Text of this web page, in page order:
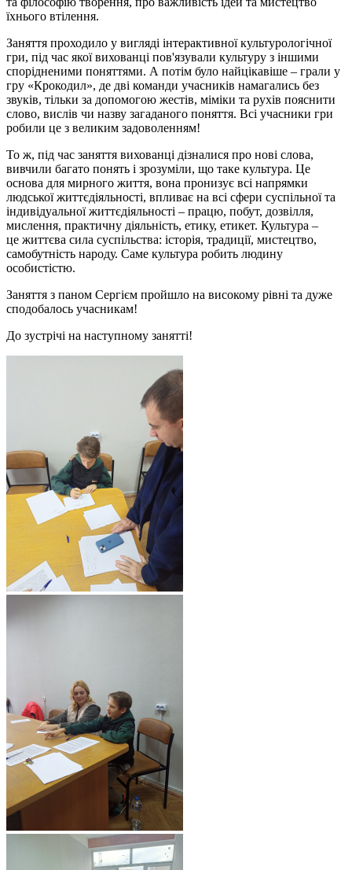
їхнього втілення.
Заняття проходило у вигляді інтерактивної культурологічної
гри, під час якої вихованці пов'язували культуру з іншими
спорідненими поняттями. А потім було найцікавіше ‒ грали у
гру «Крокодил», де дві команди учасників намагались без
звуків, тільки за допомогою жестів, міміки та рухів пояснити
слово, вислів чи назву загаданого поняття. Всі учасники гри
робили це з великим задоволенням!
То ж, під час заняття вихованці дізналися про нові слова,
вивчили багато понять і зрозуміли, що таке культура. Це
основа для мирного життя, вона пронизує всі напрямки
людської життєдіяльності, впливає на всі сфери суспільної та
індивідуальної життєдіяльності ‒ працю, побут, дозвілля,
мислення, практичну діяльність, етику, етикет. Культура –
це життєва сила суспільства: історія, традиції, мистецтво,
самобутність народу. Саме культура робить людину
особистістю.
Заняття з паном Сергієм пройшло на високому рівні та дуже
сподобалось учасникам!
До зустрічі на наступному занятті!